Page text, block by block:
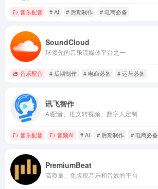
音乐配音 # AI # 后期制作 # 电商必备
SoundCloud
球领先的音乐流媒体平台之一
音乐配音 # 后期制作 # 电商必备 # 运营必备
讯飞智作
AI配音、推文转视频、数字人定制
音乐配音 音频AI # AI # 后期制作 # 电商必备
PremiumBeat
高质量、免版税音乐和音效的平台